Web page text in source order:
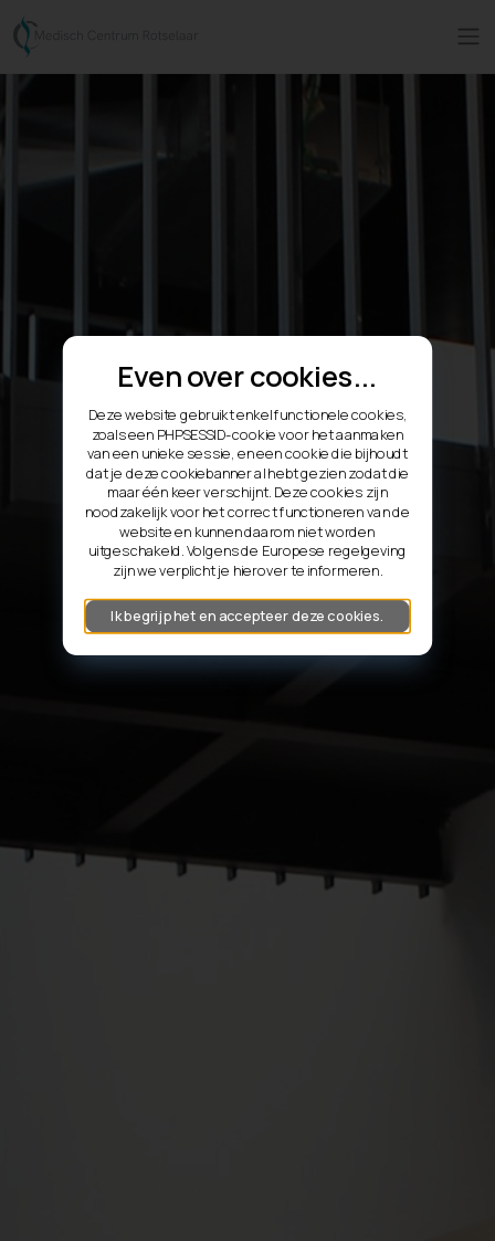
Even over cookies...
Deze website gebruikt enkel functionele cookies,
zoals een PHPSESSID-cookie voor het aanmaken
van een unieke sessie, en een cookie die bijhoudt
dat je deze cookiebanner al hebt gezien zodat die
maar één keer verschijnt. Deze cookies zijn
noodzakelijk voor het correct functioneren van de
website en kunnen daarom niet worden
uitgeschakeld. Volgens de Europese regelgeving
zijn we verplicht je hierover te informeren.
Ik begrijp het en accepteer deze cookies.